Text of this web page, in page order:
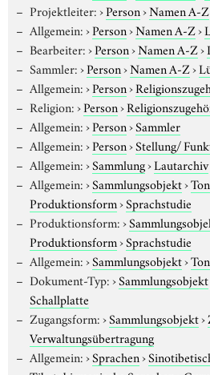
Projektleiter:›Person›Namen A-Z
Allgemein:›Person›Namen A-Z›
Bearbeiter:›Person›Namen A-Z›
Sammler:›Person›Namen A-Z›
Allgemein:›Person›
Religion:›Person›
Allgemein:›Person›Sammler
Allgemein:›Person›Stellung/
Allgemein:›Sammlung›Lautarchiv
Allgemein:›Sammlungsobjekt›
Produktionsform›Sprachstudie
Produktionsform:›
Produktionsform›Sprachstudie
Allgemein:›Sammlungsobjekt›
Dokument-Typ:›Sammlungsobjekt
Schallplatte
Zugangsform:›Sammlungsobjekt›
Verwaltungsübertragung
Allgemein:›Sprachen›